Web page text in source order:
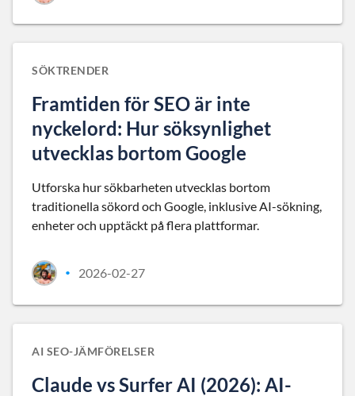
SÖKTRENDER
Framtiden för SEO är inte
nyckelord: Hur söksynlighet
utvecklas bortom Google
Utforska hur sökbarheten utvecklas bortom
traditionella sökord och Google, inklusive AI-sökning,
enheter och upptäckt på flera plattformar.
• 2026-02-27
AI SEO-JÄMFÖRELSER
Claude vs Surfer AI (2026): AI-